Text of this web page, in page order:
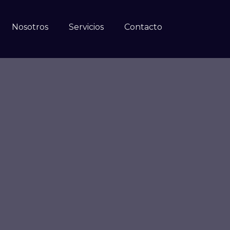
Nosotros Servicios Contacto